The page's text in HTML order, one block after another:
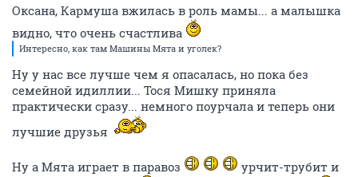
Оксана, Кармуша вжилась в роль мамы... а малышка
видно, что очень счастлива
Интересно, как там Машины Мята и уголек?
Ну у нас все лучше чем я опасалась, но пока без
семейной идиллии... Тося Мишку приняла
практически сразу... немного поурчала и теперь они
лучшие друзья
Ну а Мята играет в паравоз
урчит-трубит и